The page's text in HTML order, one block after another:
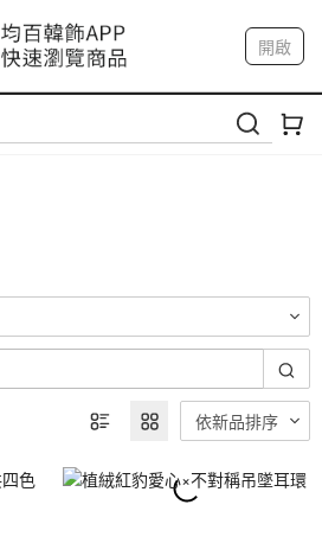
：9/12-9/13 八里海巡基地
22-8/23 桃園青埔置地廣場
開啟
我的帳戶
依新品排序